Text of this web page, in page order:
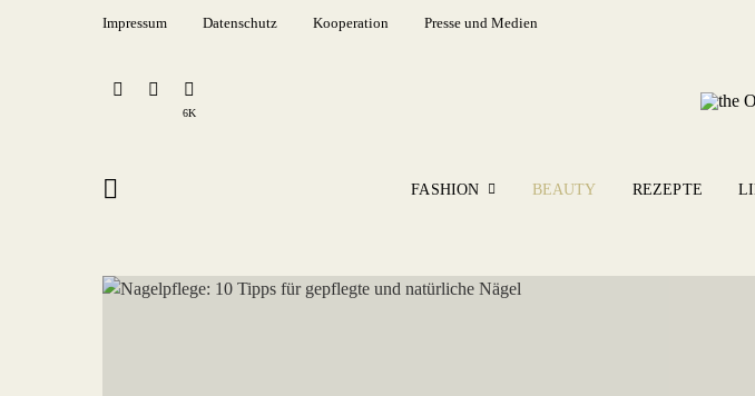
Impressum Datenschutz Kooperation Presse und Medien
6K
FASHION BEAUTY REZEPTE